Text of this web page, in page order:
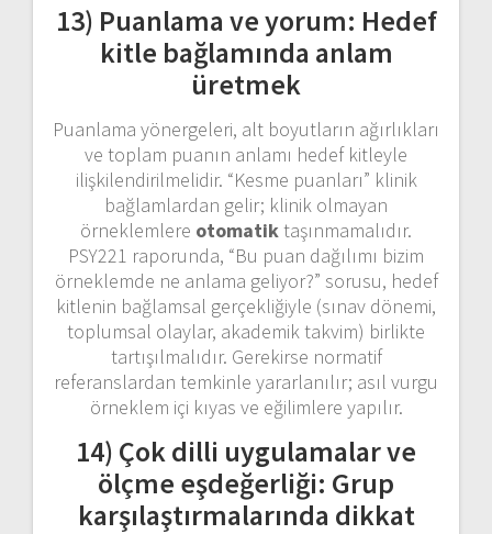
13) Puanlama ve yorum: Hedef
kitle bağlamında anlam
üretmek
Puanlama yönergeleri, alt boyutların ağırlıkları
ve toplam puanın anlamı hedef kitleyle
ilişkilendirilmelidir. “Kesme puanları” klinik
bağlamlardan gelir; klinik olmayan
örneklemlere otomatiktaşınmamalıdır.
PSY221 raporunda, “Bu puan dağılımı bizim
örneklemde ne anlama geliyor?” sorusu, hedef
kitlenin bağlamsal gerçekliğiyle (sınav dönemi,
toplumsal olaylar, akademik takvim) birlikte
tartışılmalıdır. Gerekirse normatif
referanslardan temkinle yararlanılır; asıl vurgu
örneklem içi kıyas ve eğilimlere yapılır.
14) Çok dilli uygulamalar ve
ölçme eşdeğerliği: Grup
karşılaştırmalarında dikkat